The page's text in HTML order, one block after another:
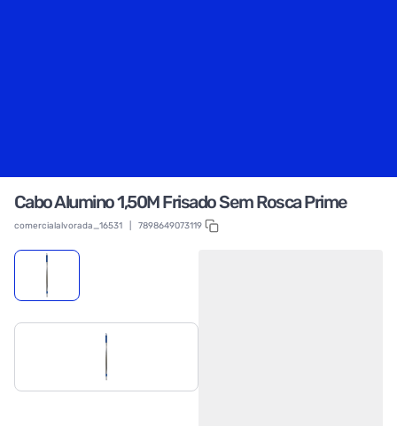
Cabo Alumino 1,50M Frisado Sem Rosca Prime
comercialalvorada_16531 7898649073119